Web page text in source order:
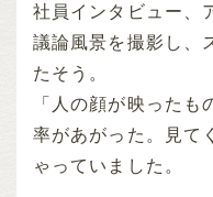
社員インタビュー、
議論風景を撮影し、
たそう。
「人の顔が映った
率があがった。見て
ゃっていました。